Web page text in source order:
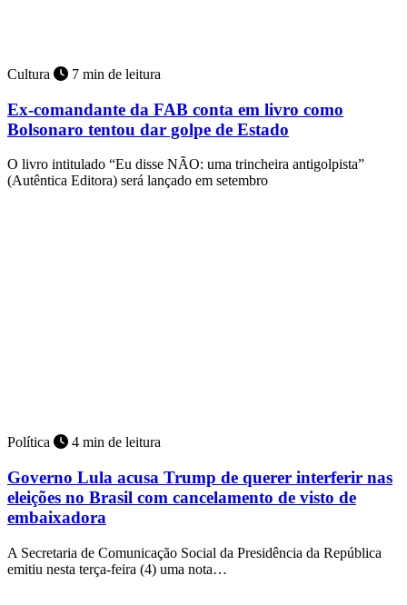
Cultura 7 min de leitura
Ex-comandante da FAB conta em livro como
Bolsonaro tentou dar golpe de Estado
O livro intitulado “Eu disse NÃO: uma trincheira antigolpista”
(Autêntica Editora) será lançado em setembro
Política 4 min de leitura
Governo Lula acusa Trump de querer interferir nas
eleições no Brasil com cancelamento de visto de
embaixadora
A Secretaria de Comunicação Social da Presidência da República
emitiu nesta terça-feira (4) uma nota…